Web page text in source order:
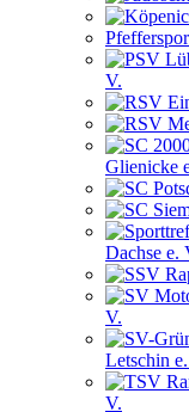
V.
Glienicke
Dachse e.
V.
Letschin
V.